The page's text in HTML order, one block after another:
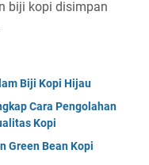
biji kopi disimpan
Biji Kopi Hijau
Cara Pengolahan
Kopi
Green Bean Kopi